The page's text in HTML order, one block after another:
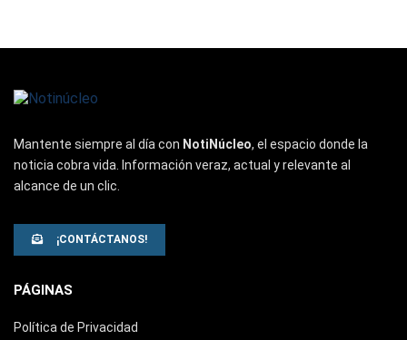
Mantente siempre al día con NotiNúcleo, el espacio donde la
noticia cobra vida. Información veraz, actual y relevante al
alcance de un clic.
¡CONTÁCTANOS!
PÁGINAS
Política de Privacidad